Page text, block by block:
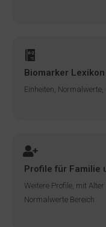
Biomarker Lexikon
Einheiten,
Profile für Familie
Weitere Profile, mit
Normalwerte Bereich